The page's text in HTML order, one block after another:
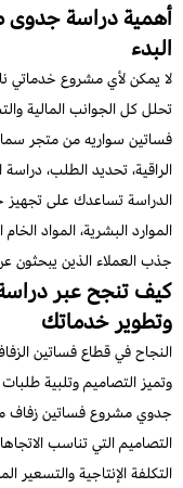
أهمية دراسة جدوى
البدء
لا يمكن لأي مشروع خدماتي
تحلل كل الجوانب المالية
فساتين سواريه من متجر
الراقية، تحديد الطلب،
الدراسة تساعدك على تجهيز
الموارد البشرية، المواد
جذب العملاء الذين يبحثون
كيف تنجح عبر
وتطوير خدماتك
النجاح في قطاع فساتين
وتميز التصاميم وتلبية
جدوي مشروع فساتين زفاف
التصاميم التي تناسب
التكلفة الإنتاجية